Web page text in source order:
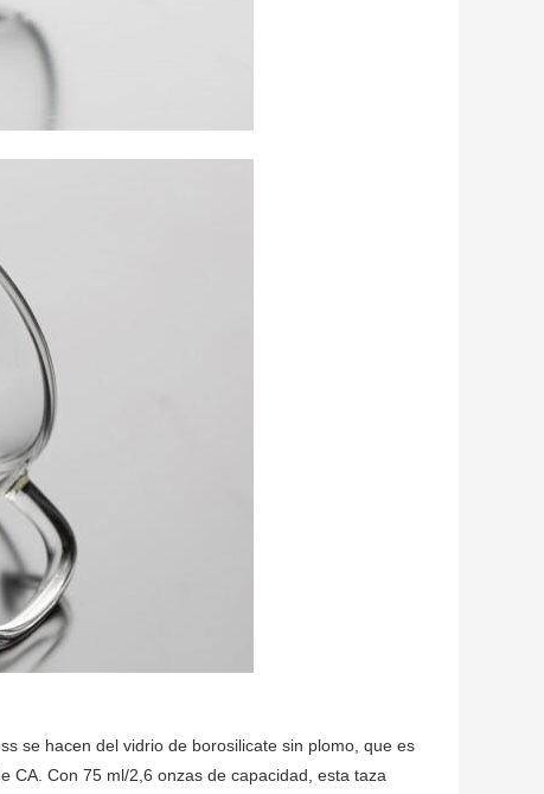
se hacen del vidrio de borosilicate sin plomo, que es
CA. Con 75 ml/2,6 onzas de capacidad, esta taza